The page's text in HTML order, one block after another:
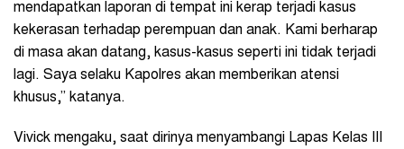
mendapatkan laporan di tempat ini kerap terjadi kasus
kekerasan terhadap perempuan dan anak. Kami berharap
di masa akan datang, kasus-kasus seperti ini tidak terjadi
lagi. Saya selaku Kapolres akan memberikan atensi
khusus,” katanya.
Vivick mengaku, saat dirinya menyambangi Lapas Kelas III